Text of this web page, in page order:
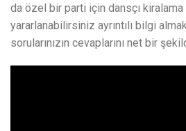
da özel bir parti için dansçı
yararlanabilirsiniz ayrıntılı bilgi
sorularınızın cevaplarını net bir